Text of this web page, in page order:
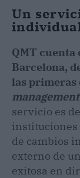
Un
QMT cuenta
Barcelona,
las primeras
management
servicio es
instituciones
de cambios
externo de
exitosa en